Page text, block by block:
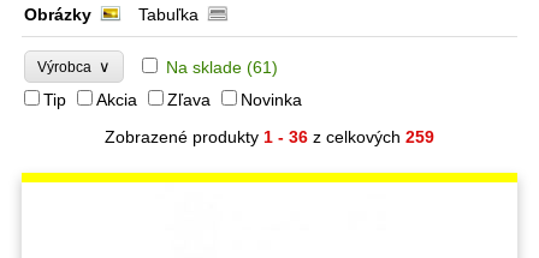
Obrázky
Tabuľka
Výrobca ∨ Na sklade (61)
Tip
Akcia Zľava
Novinka
Zobrazené produkty 1 - 36 z celkových 259